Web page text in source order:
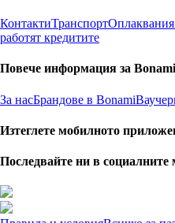
КонтактиТранспорт
работят кредитите
Повече информация за Bonami
За насБрандове в Bonami
Изтеглете мобилното
Последвайте ни в